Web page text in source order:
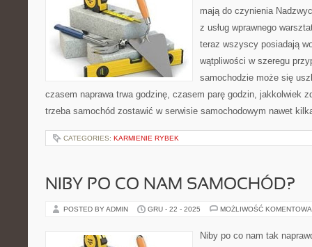
mają do czynienia
z usług wprawnego
teraz wszyscy posiadają
wątpliwości w szeregu
samochodzie może się
czasem naprawa trwa godzinę, czasem parę godzin, jakkolwiek
trzeba samochód zostawić w serwisie samochodowym nawet
CATEGORIES: KARMIENIE RYBEK
NIBY PO CO NAM SAMOCHÓD?
POSTED BY ADMIN GRU - 22 - 2025 MOŻLIWOŚĆ
Niby po co nam tak